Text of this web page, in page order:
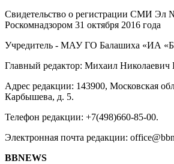
Свидетельство о регистрации СМИ
Роскомнадзором 31 октября 2016 года
Учредитель - МАУ ГО Балашиха «ИА
Главный редактор: Михаил Николаевич
Адрес редакции: 143900, Московская
Карбышева, д. 5.
Телефон редакции: +7(498)660-85-00.
Электронная почта редакции:
BBNEWS